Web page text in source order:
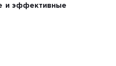
и эффективные